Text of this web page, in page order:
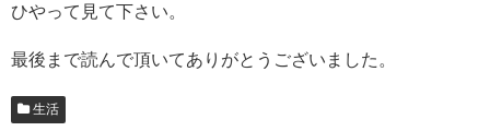
ひやって見て下さい。
最後まで読んで頂いてありがとうございました。
生活